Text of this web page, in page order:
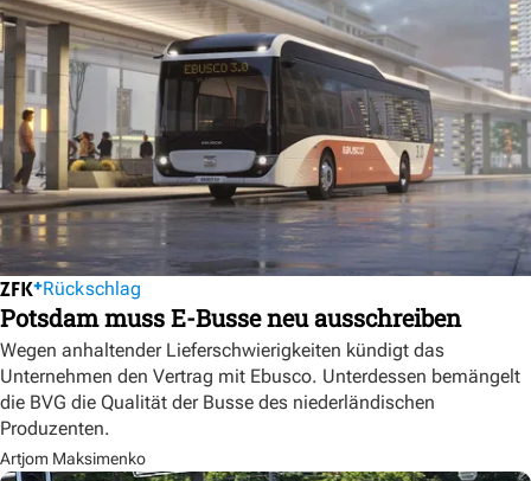
Rückschlag
Potsdam muss E-Busse neu ausschreiben
Wegen anhaltender Lieferschwierigkeiten kündigt das
Unternehmen den Vertrag mit Ebusco. Unterdessen bemängelt
die BVG die Qualität der Busse des niederländischen
Produzenten.
Artjom Maksimenko